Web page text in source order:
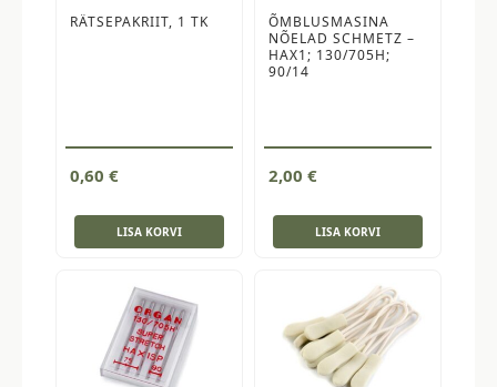
RÄTSEPAKRIIT, 1 TK
0,60 €
LISA KORVI
ÕMBLUSMASINA
NÕELAD SCHMETZ –
HAX1; 130/705H;
90/14
2,00 €
LISA KORVI